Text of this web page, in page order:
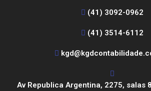
(41) 3092-0962
(41) 3514-6112
Av Republica Argentina, 2275, salas